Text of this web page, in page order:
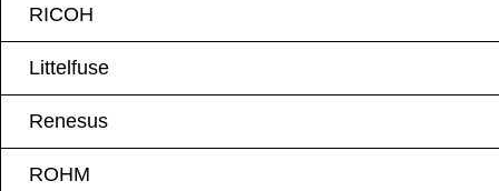
RICOH
Littelfuse
Renesus
ROHM